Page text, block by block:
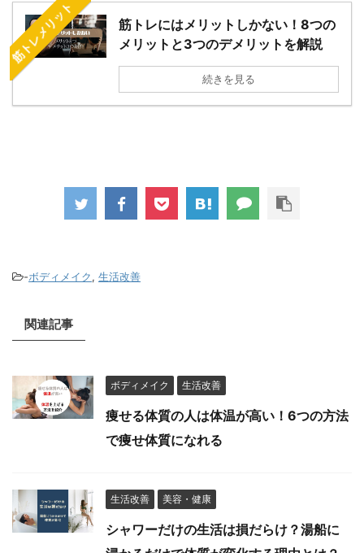
筋トレメリット
筋トレにはメリットしかない！8つの
メリットと3つのデメリットを解説
続きを見る
-ボディメイク, 生活改善
関連記事
ボディメイク 生活改善
痩せる体質の人は体温が高い！6つの方法
で痩せ体質になれる
生活改善 美容・健康
シャワーだけの生活は損だらけ？湯船に